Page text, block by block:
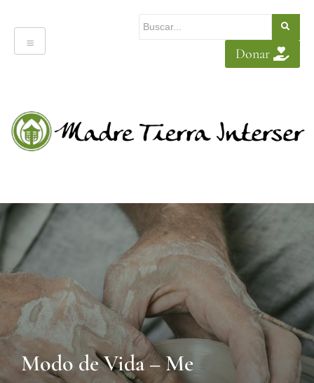
Donar
Modo de Vida – Me